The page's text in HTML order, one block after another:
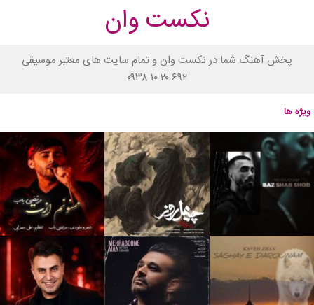
نکست وان
پخش آهنگ شما در نکست وان و تمام سایت های معتبر موسیقی
۰۹۳۸ ۱۰ ۲۰ ۶۹۲
ویژه ها